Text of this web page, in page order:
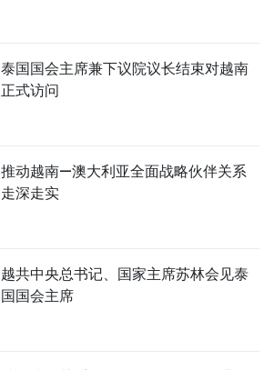
泰国国会主席兼下议院议长结束对越南
正式访问
推动越南—澳大利亚全面战略伙伴关系
走深走实
越共中央总书记、国家主席苏林会见泰
国国会主席